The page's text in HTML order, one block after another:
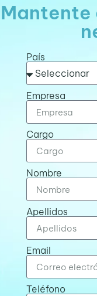
Mantente
País
Empresa
Cargo
Nombre
Apellidos
Email
Teléfono